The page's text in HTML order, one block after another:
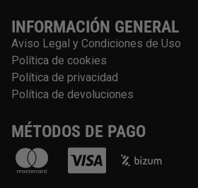
INFORMACIÓN GENERAL
Aviso Legal y Condiciones de Uso
Política de cookies
Política de privacidad
Política de devoluciones
MÉTODOS DE PAGO